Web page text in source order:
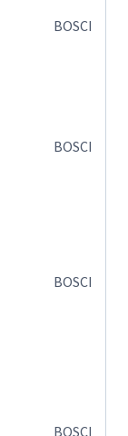
BOSCH
BOSCH
BOSCH
BOSCH